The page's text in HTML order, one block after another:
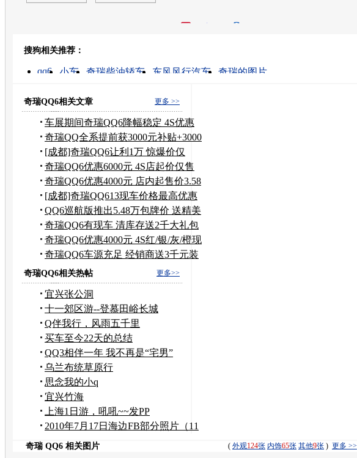
转发至：
搜狗相关推荐：
qq6 小车 奇瑞柴油轿车 东风风行汽车
奇瑞的图片
更多 >>
奇瑞QQ6相关文章
车展期间奇瑞QQ6降幅稳定 4S优惠
6000元
奇瑞QQ全系提前获3000元补贴+3000
元礼包
[成都]奇瑞QQ6让利1万 惊爆价仅
32800元
奇瑞QQ6优惠6000元 4S店起价仅售
3.38万元
奇瑞QQ6优惠4000元 店内起售价3.58
万元
[成都]奇瑞QQ613现车价格最高优惠
4000元
QQ6巡航版推出5.48万包牌价 送精美
礼包
奇瑞QQ6有现车 清库存送2千大礼包
或折现
奇瑞QQ6优惠4000元 4S红/银/灰/橙现
车足
奇瑞QQ6车源充足 经销商送3千元装
饰礼包
更多>>
奇瑞QQ6相关热帖
宜兴张公洞
十一郊区游--登慕田峪长城
Q伴我行，风雨五千里
买车至今22天的总结
QQ3相伴一年 我不再是“宅男”
乌兰布统草原行
思念我的小q
宜兴竹海
上海1日游，吼吼~~发PP
2010年7月17日海边FB部分照片（11
大牛版）
( 外观124张 内饰65张 其他9张 ) 更多 >>
奇瑞 QQ6 相关图片